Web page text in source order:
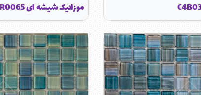
موزائیک شیشه ای C6GR0065